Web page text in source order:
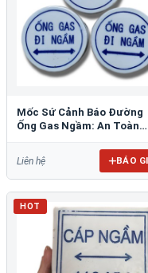
Mốc Sứ Cảnh Báo Đường
Ống Gas Ngầm: An Toàn
Liên hệ BÁO
HOT